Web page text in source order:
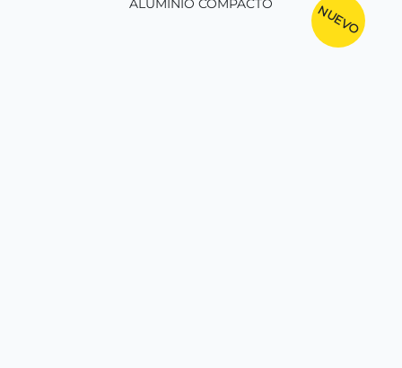
NUEVO